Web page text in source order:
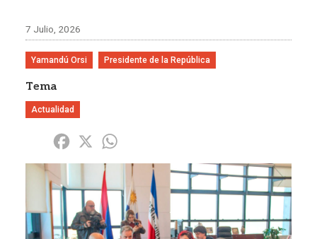
7 Julio, 2026
Yamandú Orsi Presidente de la República
Tema
Actualidad
Share Facebook
X
Imagen